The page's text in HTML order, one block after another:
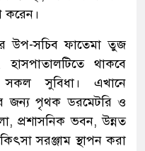
করেন।
উপ-সচিব ফাতেমা তুজ
হাসপাতালটিতে থাকবে
সকল সুবিধা। এখানে
জন্য পৃথক ডরমেটরি ও
প্রশাসনিক ভবন, উন্নত
সরঞ্জাম স্থাপন করা